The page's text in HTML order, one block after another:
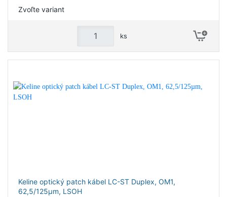
Zvoľte variant
ks
Keline optický patch kábel LC-ST Duplex, OM1,
62,5/125µm, LSOH